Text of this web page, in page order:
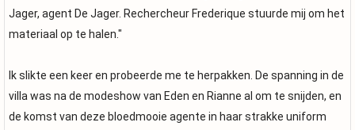
Jager, agent De Jager. Rechercheur Frederique stuurde mij om het
materiaal op te halen."
Ik slikte een keer en probeerde me te herpakken. De spanning in de
villa was na de modeshow van Eden en Rianne al om te snijden, en
de komst van deze bloedmooie agente in haar strakke uniform